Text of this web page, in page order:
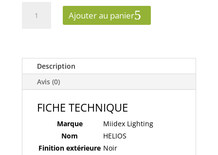
Applique
Murale
Rectangulaire
Ajouter au panier
Description
Avis (0)
FICHE TECHNIQUE
Marque
Miidex Lighting
Nom
HELIOS
Finition extérieure Noir